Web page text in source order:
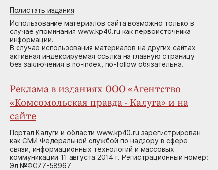
Полистать издания
Использование материалов сайта возможно только в
случае упоминания www.kp40.ru как первоисточника
информации.
В случае использования материалов на других сайтах
активная индексируемая ссылка на главную страницу
без заключения в no-index, no-follow обязательна.
Реклама в изданиях ООО «Агентство
«Комсомольская правда - Калуга» и на
сайте
Портал Калуги и области www.kp40.ru зарегистрирован
как СМИ Федеральной службой по надзору в сфере
связи, информационных технологий и массовых
коммуникаций 11 августа 2014 г. Регистрационный номер:
Эл №ФС77-58967